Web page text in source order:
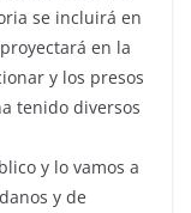
se incluirá en
en la
y los presos
tenido diversos
y lo vamos a
y de